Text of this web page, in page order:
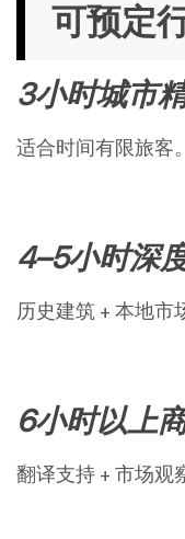
可预定
3小时城市
适合时间有限旅客。
4–5小时深
历史建筑 + 本地市
6小时以上
翻译支持 + 市场观